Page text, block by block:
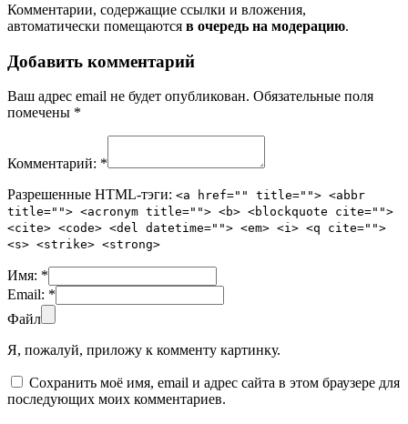
Комментарии, содержащие ссылки и вложения,
автоматически помещаются в очередь на модерацию.
Добавить комментарий
Ваш адрес email не будет опубликован. Обязательные поля
помечены *
Комментарий: *
Разрешенные HTML-тэги: <a href="" title=""> <abbr
title=""> <acronym title=""> <b> <blockquote cite="">
<cite> <code> <del datetime=""> <em> <i> <q cite="">
<s> <strike> <strong>
Имя: *
Email: *
Файл
Я, пожалуй, приложу к комменту картинку.
Сохранить моё имя, email и адрес сайта в этом браузере для
последующих моих комментариев.